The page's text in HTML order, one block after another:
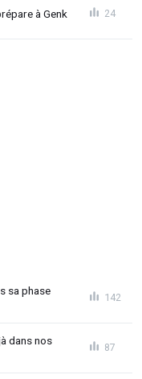
à Genk 24
sa phase
142
dans nos
87